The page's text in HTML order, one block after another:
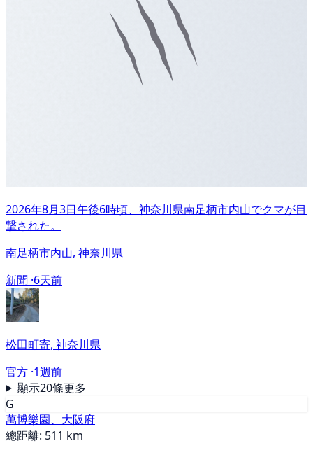
2026年8月3日午後6時頃、神奈川県南足柄市内山でクマが目
撃された。
南足柄市内山, 神奈川県
新聞 ·6天前
松田町寄, 神奈川県
官方 ·1週前
顯示20條更多
G
萬博樂園、大阪府
總距離: 511 km